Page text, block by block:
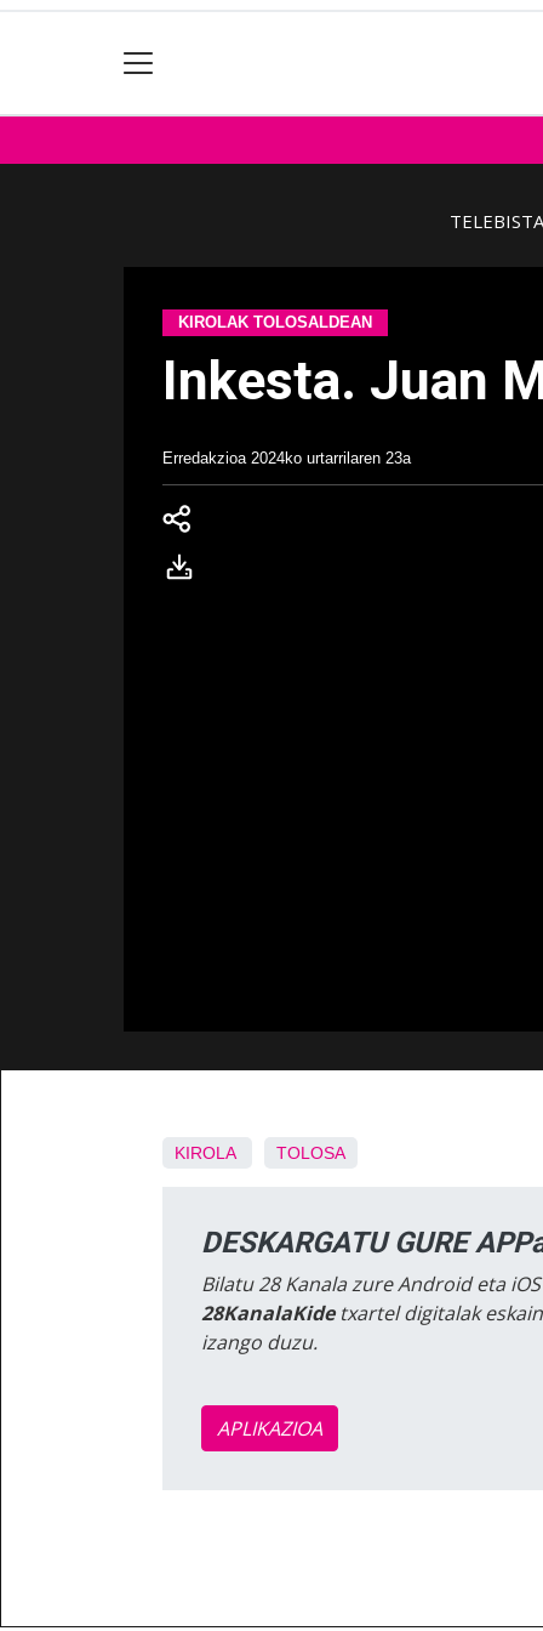
TELEBISTA
KIROLAK TOLOSALDEAN
Inkesta. Juan
Erredakzioa 2024ko urtarrilaren 23a
KIROLA TOLOSA
DESKARGATU GURE
Bilatu 28 Kanala zure Android eta
28KanalaKidetxartel digitalak
izango duzu.
APLIKAZIOA